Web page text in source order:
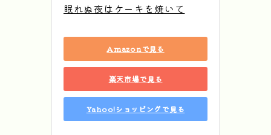
眠れぬ夜はケーキを焼いて
Amazonで見る
楽天市場で見る
Yahoo!ショッピングで見る